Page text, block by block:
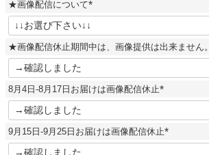
★画像配信について
(
必
須
)
★画像配信休止期間中は、画像提供は出来ません。
8月4日-8月17日お届けは画像配信休止
(
須
)
9月15日-9月25日お届けは画像配信休止
(